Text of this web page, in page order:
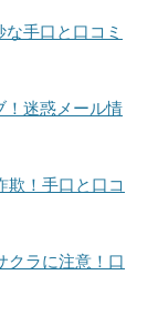
手口と口コミ
！迷惑メール情
欺！手口と口コ
クラに注意！口